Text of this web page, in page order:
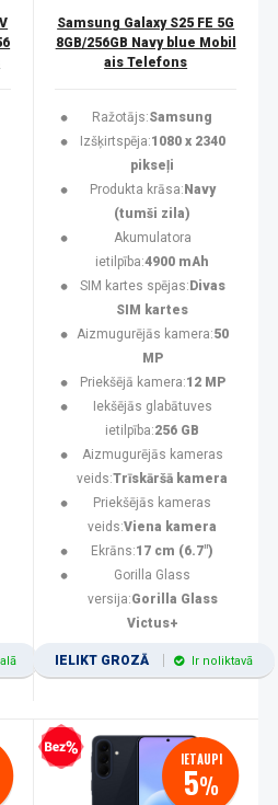
Samsung Galaxy S25 FE 5G
8GB/256GB Navy blue Mobil
ais Telefons
Ražotājs:Samsung
Izšķirtspēja:1080 x 2340
pikseļi
Produkta krāsa: Navy
(tumši zila)
Akumulatora
ietilpība:4900 mAh
SIM kartes spējas: Divas
SIM kartes
Aizmugurējās kamera:50
MP
Priekšējā kamera:12 MP
Iekšējās glabātuves
ietilpība:256 GB
Aizmugurējās kameras
veids:Trīskāršā kamera
Priekšējās kameras
veids:Viena kamera
Ekrāns:17 cm (6.7")
Gorilla Glass
versija:Gorilla Glass
Victus+
IELIKT GROZĀ Ir noliktavā
kredīts IETAUPI
5%